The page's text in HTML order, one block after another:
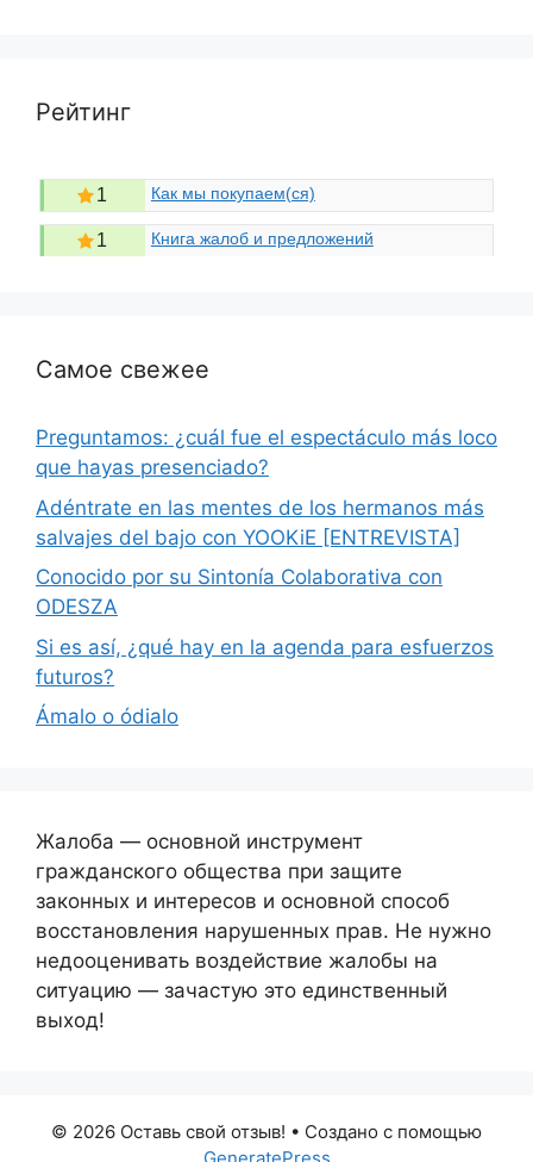
Рейтинг
1 Как мы покупаем(ся)
1 Книга жалоб и предложений
Самое свежее
Preguntamos: ¿cuál fue el espectáculo más loco
que hayas presenciado?
Adéntrate en las mentes de los hermanos más
salvajes del bajo con YOOKiE [ENTREVISTA]
Conocido por su Sintonía Colaborativa con
ODESZA
Si es así, ¿qué hay en la agenda para esfuerzos
futuros?
Ámalo o ódialo
Жалоба — основной инструмент
гражданского общества при защите
законных и интересов и основной способ
восстановления нарушенных прав. Не нужно
недооценивать воздействие жалобы на
ситуацию — зачастую это единственный
выход!
© 2026 Оставь свой отзыв! • Создано с помощью